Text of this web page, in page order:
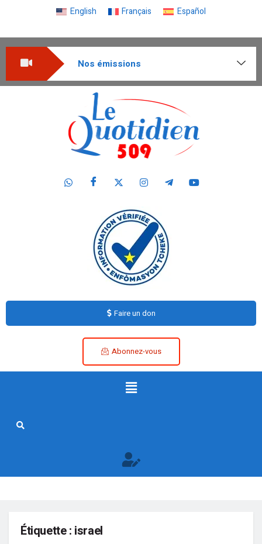
English Français Español
Nos émissions
Faire un don
Abonnez-vous
Étiquette : israel